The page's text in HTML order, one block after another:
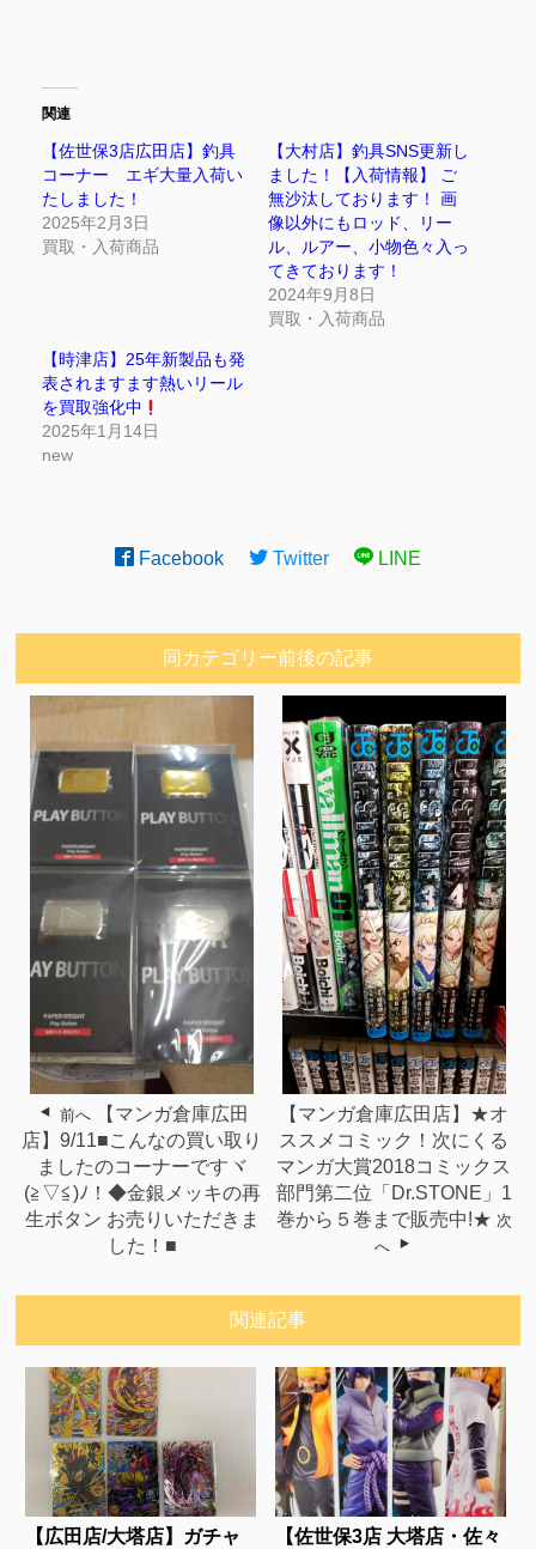
関連
【佐世保3店広田店】釣具
コーナー エギ大量入荷い
たしました！
2025年2月3日
買取・入荷商品
【大村店】釣具SNS更新し
ました！【入荷情報】 ご
無沙汰しております！ 画
像以外にもロッド、リー
ル、ルアー、小物色々入っ
てきております！
2024年9月8日
買取・入荷商品
【時津店】25年新製品も発
表されますます熱いリール
を買取強化中
2025年1月14日
new
Facebook Twitter LINE
同カテゴリー前後の記事
前へ
【マンガ倉庫広田
店】9/11■こんなの買い取り
ましたのコーナーですヾ
(≧▽≦)ﾉ！◆金銀メッキの再
生ボタン お売りいただきま
した！■
【マンガ倉庫広田店】★オ
ススメコミック！次にくる
マンガ大賞2018コミックス
部門第二位「Dr.STONE」1
巻から５巻まで販売中!★ 次
へ
関連記事
【広田店/大塔店】ガチャ 【佐世保3店 大塔店・佐々